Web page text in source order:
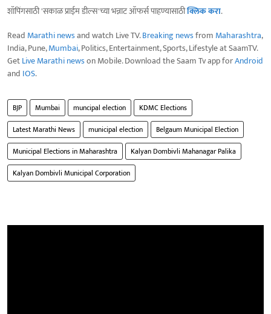
शॉपिंगसाठी 'सकाळ प्राईम डील्स'च्या भन्नाट ऑफर्स पाहण्यासाठीक्लिक करा.
Read Marathi newsand watch Live TV.Breaking newsfrom Maharashtra,
India, Pune,Mumbai, Politics, Entertainment, Sports, Lifestyle at SaamTV.
GetLive Marathi newson Mobile. Download the Saam Tv app forAndroid
and IOS.
BJP Mumbai muncipal election
KDMC Elections
Latest Marathi News
municipal election
Belgaum Municipal Election
Municipal Elections in Maharashtra
Kalyan Dombivli Mahanagar Palika
Kalyan Dombivli Municipal Corporation